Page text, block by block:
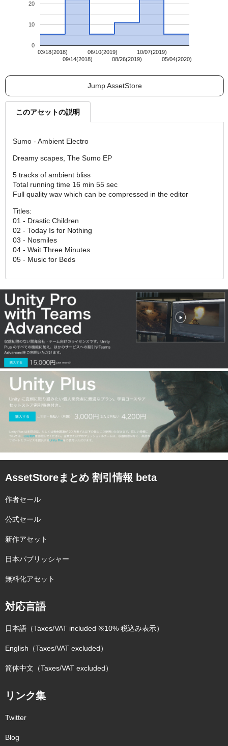
03/18(2018)
09/14(2018)
06/10(2019)
08/26(2019)
10/07(2019)
05/04(2020)
0
10
20
Jump AssetStore
このアセットの説明
Sumo - Ambient Electro
Dreamy scapes, The Sumo EP
5 tracks of ambient bliss
Total running time 16 min 55 sec
Full quality wav which can be compressed in the editor
Titles:
01 - Drastic Children
02 - Today Is for Nothing
03 - Nosmiles
04 - Wait Three Minutes
05 - Music for Beds
AssetStoreまとめ 割引情報 beta
作者セール
公式セール
新作アセット
日本パブリッシャー
無料化アセット
対応言語
日本語（Taxes/VAT included ※10% 税込み表示）
English（Taxes/VAT excluded）
简体中文（Taxes/VAT excluded）
リンク集
Twitter
Blog